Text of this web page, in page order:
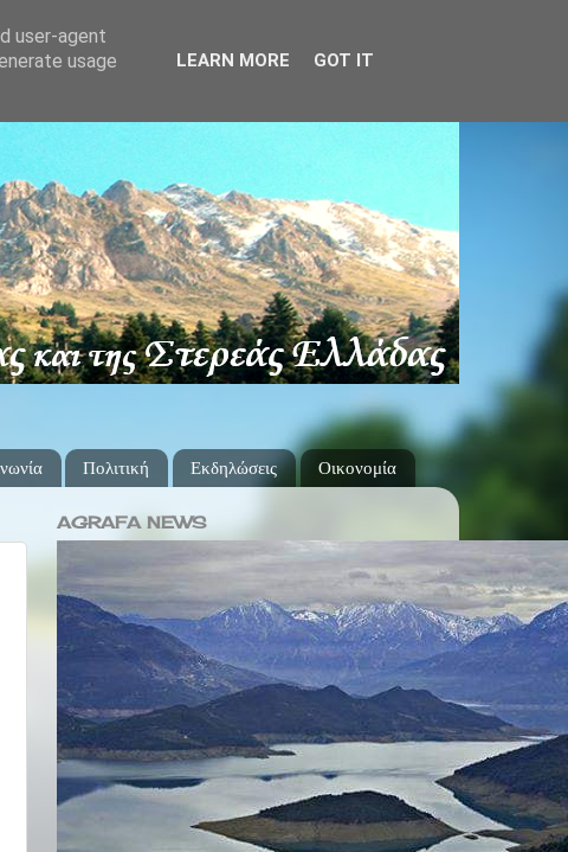
Πολιτική Εκδηλώσεις Οικονομία
AGRAFA NEWS
user-agent
usage
LEARN MORE GOT IT